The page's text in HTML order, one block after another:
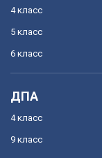
4 класс
5 класс
6 класс
ДПА
4 класс
9 класс